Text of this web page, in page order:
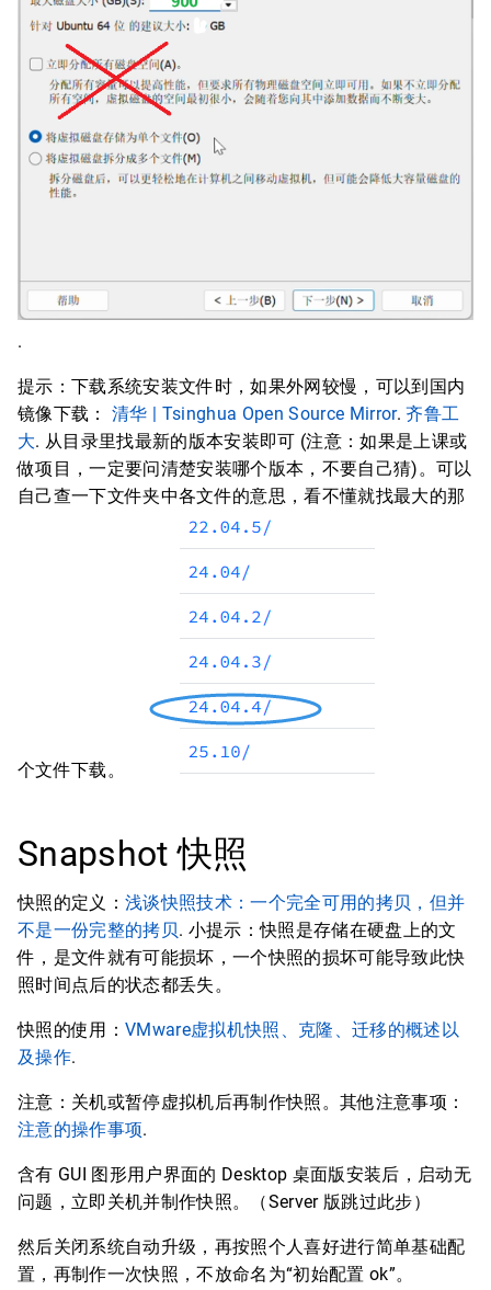
.
提示：下载系统安装文件时，如果外网较慢，可以到国内
镜像下载： 清华 | Tsinghua Open Source Mirror.齐鲁工
大. 从目录里找最新的版本安装即可 (注意：如果是上课或
做项目，一定要问清楚安装哪个版本，不要自己猜)。可以
自己查一下文件夹中各文件的意思，看不懂就找最大的那
个文件下载。
Snapshot 快照
快照的定义： 浅谈快照技术：一个完全可用的拷贝，但并
不是一份完整的拷贝. 小提示：快照是存储在硬盘上的文
件，是文件就有可能损坏，一个快照的损坏可能导致此快
照时间点后的状态都丢失。
快照的使用： VMware虚拟机快照、克隆、迁移的概述以
及操作.
注意：关机或暂停虚拟机后再制作快照。其他注意事项：
注意的操作事项.
含有 GUI 图形用户界面的 Desktop 桌面版安装后，启动无
问题，立即关机并制作快照。（Server 版跳过此步）
然后关闭系统自动升级，再按照个人喜好进行简单基础配
置，再制作一次快照，不放命名为“初始配置 ok”。